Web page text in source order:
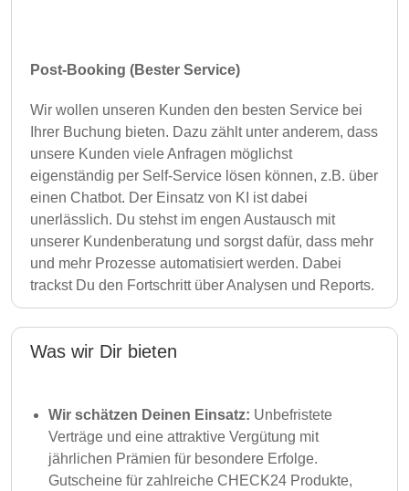
Post-Booking (Bester Service)
Wir wollen unseren Kunden den besten Service bei
Ihrer Buchung bieten. Dazu zählt unter anderem, dass
unsere Kunden viele Anfragen möglichst
eigenständig per Self-Service lösen können, z.B. über
einen Chatbot. Der Einsatz von KI ist dabei
unerlässlich. Du stehst im engen Austausch mit
unserer Kundenberatung und sorgst dafür, dass mehr
und mehr Prozesse automatisiert werden. Dabei
trackst Du den Fortschritt über Analysen und Reports.
Was wir Dir bieten
Wir schätzen Deinen Einsatz: Unbefristete
Verträge und eine attraktive Vergütung mit
jährlichen Prämien für besondere Erfolge.
Gutscheine für zahlreiche CHECK24 Produkte,